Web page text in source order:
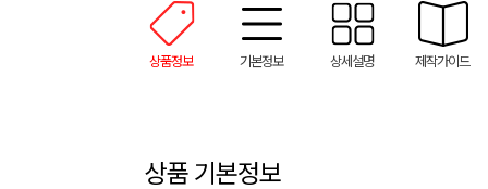
상품정보 기본정보 상세설명 제작가이드
상품 기본정보